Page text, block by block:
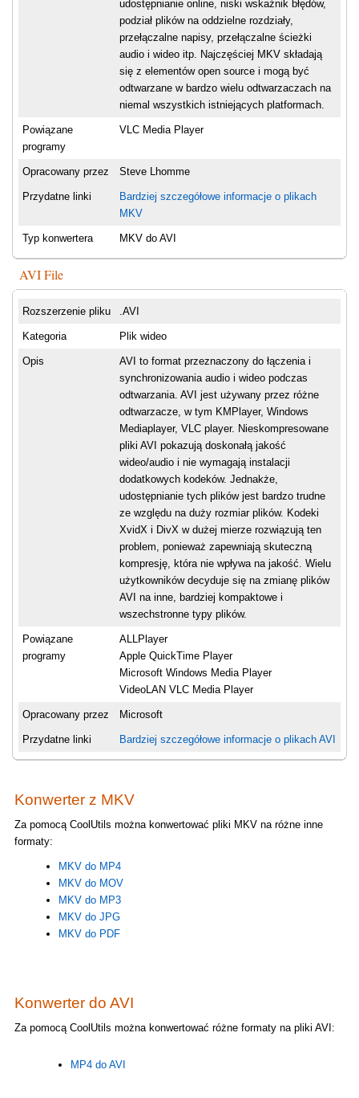
udostępnianie online, niski wskaźnik błędów,
podział plików na oddzielne rozdziały,
przełączalne napisy, przełączalne ścieżki
audio i wideo itp. Najczęściej MKV składają
się z elementów open source i mogą być
odtwarzane w bardzo wielu odtwarzaczach na
niemal wszystkich istniejących platformach.
Powiązane
programy
VLC Media Player
Opracowany przez Steve Lhomme
Przydatne linki
Bardziej szczegółowe informacje o plikach
MKV
Typ konwertera MKV do AVI
AVI File
Rozszerzenie pliku .AVI
Kategoria Plik wideo
Opis
AVI to format przeznaczony do łączenia i
synchronizowania audio i wideo podczas
odtwarzania. AVI jest używany przez różne
odtwarzacze, w tym KMPlayer, Windows
Mediaplayer, VLC player. Nieskompresowane
pliki AVI pokazują doskonałą jakość
wideo/audio i nie wymagają instalacji
dodatkowych kodeków. Jednakże,
udostępnianie tych plików jest bardzo trudne
ze względu na duży rozmiar plików. Kodeki
XvidX i DivX w dużej mierze rozwiązują ten
problem, ponieważ zapewniają skuteczną
kompresję, która nie wpływa na jakość. Wielu
użytkowników decyduje się na zmianę plików
AVI na inne, bardziej kompaktowe i
wszechstronne typy plików.
Powiązane
programy
ALLPlayer
Apple QuickTime Player
Microsoft Windows Media Player
VideoLAN VLC Media Player
Opracowany przez Microsoft
Przydatne linki Bardziej szczegółowe informacje o plikach AVI
Konwerter z MKV
Za pomocą CoolUtils można konwertować pliki MKV na różne inne
formaty:
MKV do MP4
MKV do MOV
MKV do MP3
MKV do JPG
MKV do PDF
Konwerter do AVI
Za pomocą CoolUtils można konwertować różne formaty na pliki AVI:
MP4 do AVI